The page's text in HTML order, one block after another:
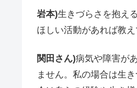
岩本)生きづらさを抱え
ほしい活動があれば教え
関田さん)病気や障害が
ません。私の場合は生